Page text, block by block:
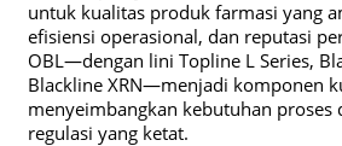
untuk kualitas produk farmasi yang
efisiensi operasional, dan reputasi
OBL—dengan lini Topline L Series,
Blackline XRN—menjadi komponen
menyeimbangkan kebutuhan proses
regulasi yang ketat.